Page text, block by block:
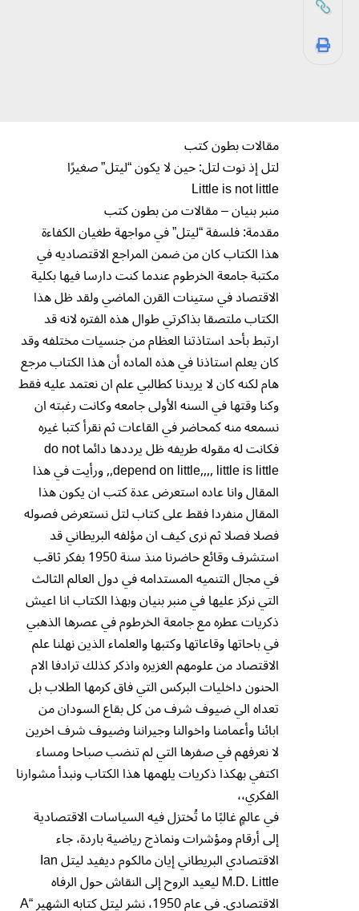
مقالات بطون كتب
لتل إذ نوت لتل: حين لا يكون “ليتل” صغيرًا
Little is not little
منبر بنيان – مقالات من بطون كتب
مقدمة: فلسفة “ليتل” في مواجهة طغيان الكفاءة
هذا الكتاب كان من ضمن المراجع الاقتصاديه في
مكتبة جامعة الخرطوم عندما كنت دارسا فيها بكلية
الاقتصاد في ستينات القرن الماضي ولقد ظل هذا
الكتاب ملتصقا بذاكرتي طوال هذه الفتره لانه قد
ارتبط بأحد استاذتنا العظام من جنسيات مختلفه وقد
كان يعلم استاذنا في هذه الماده أن هذا الكتاب مرجع
هام لكنه كان لا يريدنا كطالبي علم ان نعتمد عليه فقط
وكنا وقتها في السنه الأولى جامعه وكانت رغبته ان
نسمعه منه كمحاضر في القاعات ثم نقرأ كتبا غيره
فكانت له مقوله طريفه ظل يرددها دائما do not
depend on little,,,, little is little,, ورأيت في هذا
المقال وانا عاده استعرض عدة كتب ان يكون هذا
المقال منفردا فقط على كتاب لتل نستعرض فصوله
فصلا فصلا ثم نرى كيف ان مؤلفه البريطاني قد
استشرف وقائع حاضرنا منذ سنة 1950 بفكر ثاقب
في مجال التنميه المستدامه في دول العالم الثالث
التي نركز عليها في منبر بنيان وبهذا الكتاب انا اعيش
ذكريات عطره مع جامعة الخرطوم في عصرها الذهبي
في باحاتها وقاعاتها وكتبها والعلماء الذين نهلنا علم
الاقتصاد من علومهم الغزيره واذكر كذلك ترادفا الام
الحنون داخليات البركس التي فاق كرمها الطلاب بل
تعداه الي ضيوف شرف من كل بقاع السودان من
ابائنا وأعمامنا واخوالنا وجيراننا وضيوف شرف اخرين
لا نعرفهم في صفرها التي لم تنضب صباحا ومساء
اكتفي بهكذا ذكريات يلهمها هذا الكتاب ونبدأ مشوارنا
الفكري،،
في عالمٍ غالبًا ما تُختزل فيه السياسات الاقتصادية
إلى أرقام ومؤشرات ونماذج رياضية باردة، جاء
الاقتصادي البريطاني إيان مالكوم ديفيد ليتل Ian
M.D. Little ليعيد الروح إلى النقاش حول الرفاه
الاقتصادي. في عام 1950، نشر ليتل كتابه الشهير “A